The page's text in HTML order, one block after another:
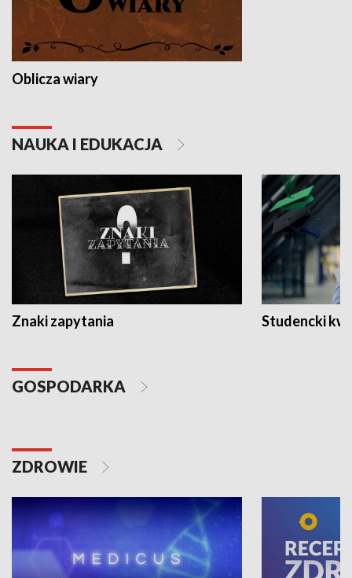
Oblicza wiary
NAUKA I EDUKACJA
Znaki zapytania Studencki
GOSPODARKA
ZDROWIE